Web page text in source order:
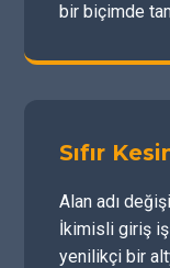
bir biçimde
Sıfır
Alan adı
İkimisli giriş
yenilikçi bir